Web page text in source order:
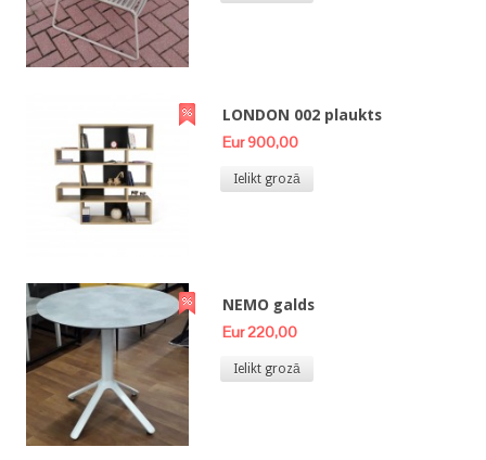
LONDON 002 plaukts
Eur 900,00
Ielikt grozā
NEMO galds
Eur 220,00
Ielikt grozā